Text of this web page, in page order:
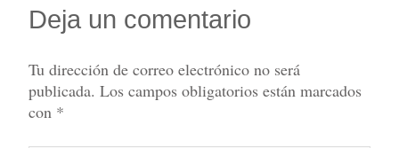
Deja un comentario
Tu dirección de correo electrónico no será
publicada. Los campos obligatorios están marcados
con *